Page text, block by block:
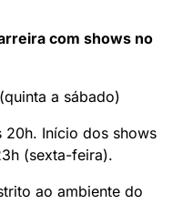
com shows no
a sábado)
20h. Início dos shows
(sexta-feira).
ao ambiente do